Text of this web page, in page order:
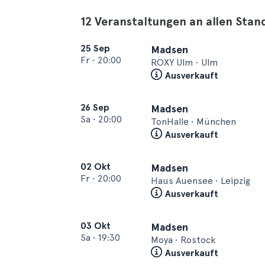
12 Veranstaltungen an allen
25 Sep
Fr • 20:00
Madsen
ROXY Ulm • Ulm
Ausverkauft
26 Sep
Sa • 20:00
Madsen
TonHalle • München
Ausverkauft
02 Okt
Fr • 20:00
Madsen
Haus Auensee • Leipzig
Ausverkauft
03 Okt
Sa • 19:30
Madsen
Moya • Rostock
Ausverkauft